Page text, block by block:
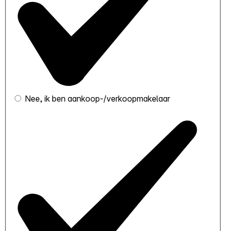
Nee, ik ben aankoop-/verkoopmakelaar